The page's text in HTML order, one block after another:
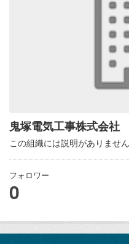
鬼塚電気工事株式会社
この組織には説明がありません
フォロワー
0